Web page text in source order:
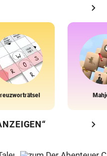
chevron_right
chevron_right